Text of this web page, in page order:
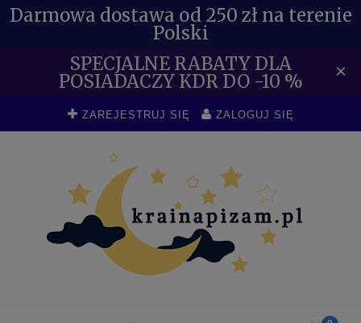
Darmowa dostawa od 250 zł na terenie
Polski
SPECJALNE RABATY DLA
POSIADACZY KDR DO -10 % ×
ZAREJESTRUJ SIĘ ZALOGUJ SIĘ